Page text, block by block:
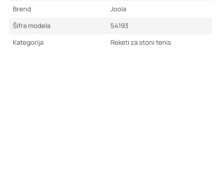
Brend
Joola
Šifra modela
54193
Kategorija
Reketi za stoni tenis